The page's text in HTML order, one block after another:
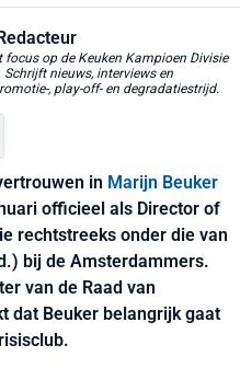
focus op de Keuken Kampioen Divisie
nieuws, interviews en
, play-off- en degradatiestrijd.
in Marijn Beuker
officieel als Director of
rechtstreeks onder die van
bij de Amsterdammers.
van de Raad van
dat Beuker belangrijk gaat